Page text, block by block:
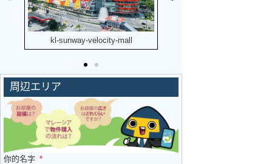
kl-sunway-velocity-mall
周辺エリア
你的名字